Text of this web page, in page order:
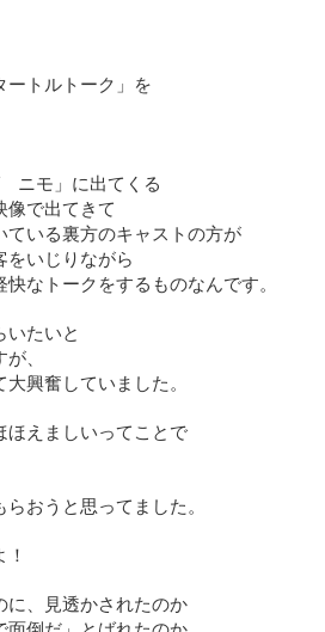
ートルトーク」を
ニモ」に出てくる
像で出てきて
ている裏方のキャストの方が
をいじりながら
なトークをするものなんです。
いたいと
、
興奮していました。
ほえましいってことで
らおうと思ってました。
に、見透かされたのか